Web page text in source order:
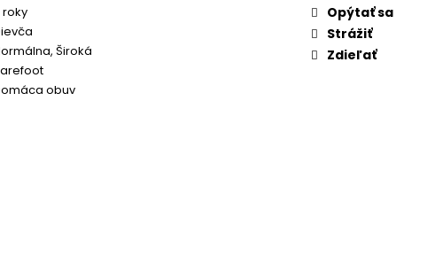
roky
Široká
obuv
Opýtať sa
Strážiť
Zdieľať